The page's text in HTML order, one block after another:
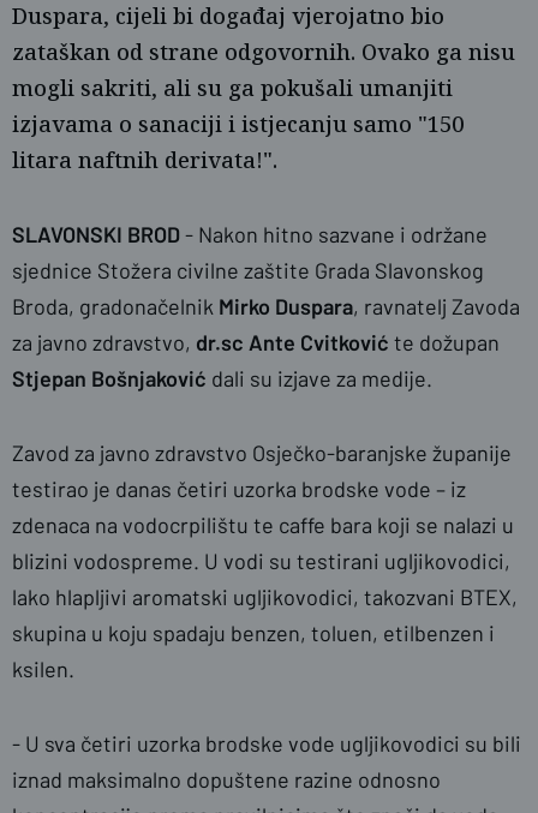
Duspara, cijeli bi događaj vjerojatno bio
zataškan od strane odgovornih. Ovako ga nisu
mogli sakriti, ali su ga pokušali umanjiti
izjavama o sanaciji i istjecanju samo "150
litara naftnih derivata!".
SLAVONSKI BROD- Nakon hitno sazvane i održane
sjednice Stožera civilne zaštite Grada Slavonskog
Broda, gradonačelnik Mirko Duspara, ravnatelj Zavoda
za javno zdravstvo, dr.sc Ante Cvitković te dožupan
Stjepan Bošnjaković dali su izjave za medije.
Zavod za javno zdravstvo Osječko-baranjske županije
testirao je danas četiri uzorka brodske vode – iz
zdenaca na vodocrpilištu te caffe bara koji se nalazi u
blizini vodospreme. U vodi su testirani ugljikovodici,
lako hlapljivi aromatski ugljikovodici, takozvani BTEX,
skupina u koju spadaju benzen, toluen, etilbenzen i
ksilen.
- U sva četiri uzorka brodske vode ugljikovodici su bili
iznad maksimalno dopuštene razine odnosno